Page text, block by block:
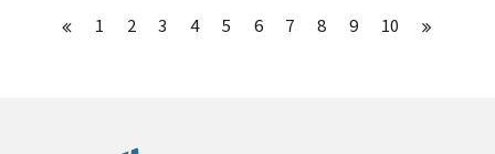
1 2 3 4 5 6 7 8 9 10